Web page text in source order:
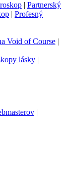
| Partnerský
| Profesný
Void of Course |
lásky |
|